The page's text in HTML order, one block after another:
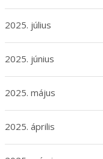
2025. július
2025. június
2025. május
2025. április